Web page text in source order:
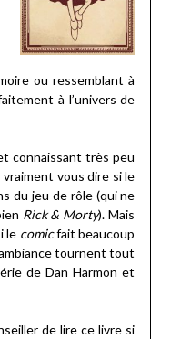
ou ressemblant à
à l’univers de
très peu
vraiment vous dire si le
du jeu de rôle (qui ne
Rick & Morty). Mais
le comicfait beaucoup
tournent tout
de Dan Harmon et
de lire ce livre si